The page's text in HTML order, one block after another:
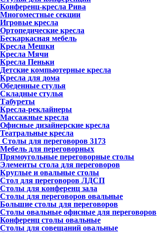
Конференц-кресла Рива
Многоместные секции
Игровые кресла
Ортопедические кресла
Бескаркасная мебель
Кресла Мешки
Кресла Мячи
Кресла Пеньки
Детские компьютерные кресла
Кресла для дома
Обеденные стулья
Складные стулья
Табуреты
Кресла-реклайнеры
Массажные кресла
Офисные дизайнерские кресла
Театральные кресла
Столы для переговоров 3173
Мебель для переговорных
Прямоугольные переговорные столы
Элементы стола для переговоров
Круглые и овальные столы
Стол для переговоров ЛДСП
Столы для конференц зала
Столы для переговоров овальные
Большие столы для переговоров
Столы овальные офисные для переговоров
Конференц столы овальные
Столы для совещаний овальные